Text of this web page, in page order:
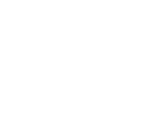
et de villages de pierre figés
grecques de Santorin, Sifnos ou
Grèce intacte, loin des foules.